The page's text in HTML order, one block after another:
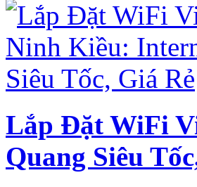
Lắp Đặt WiFi
Quang Siêu